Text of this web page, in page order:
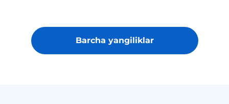
Barcha yangiliklar